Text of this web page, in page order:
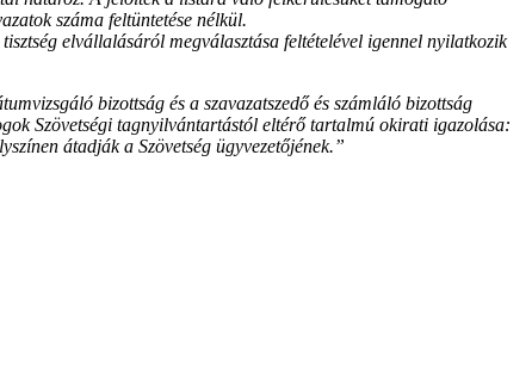
száma feltüntetése nélkül.
elvállalásáról megválasztása feltételével igennel nyilatkozik
bizottság és a szavazatszedő és számláló bizottság
Szövetségi tagnyilvántartástól eltérő tartalmú okirati igazolása:
átadják a Szövetség ügyvezetőjének.”